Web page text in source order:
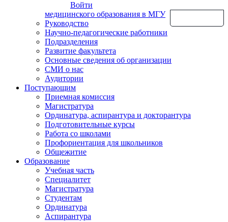
Войти
медицинского образования в МГУ
Руководство
Научно-педагогические работники
Подразделения
Развитие факультета
Основные сведения об организации
СМИ о нас
Аудитории
Поступающим
Приемная комиссия
Магистратура
Ординатура, аспирантура и докторантура
Подготовительные курсы
Работа со школами
Профориентация для школьников
Общежитие
Образование
Учебная часть
Специалитет
Магистратура
Студентам
Ординатура
Аспирантура